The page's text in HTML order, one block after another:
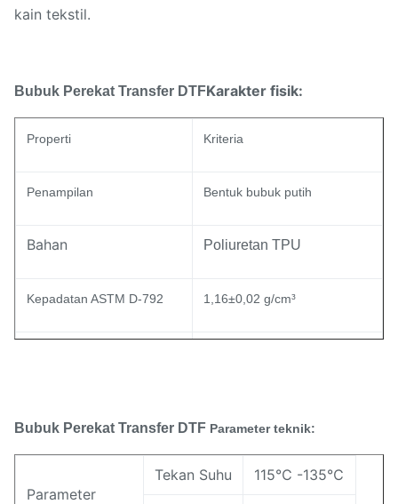
kain tekstil.
Bubuk Perekat Transfer DTFKarakter fisik:
Properti Kriteria
Penampilan Bentuk bubuk putih
Bahan Poliuretan TPU
Kepadatan ASTM D-792 1,16±0,02 g/cm³
1238
78±3 Pantai A
Bubuk Perekat Transfer DTF Parameter teknik:
Parameter
Tekan Suhu 115℃ -135℃